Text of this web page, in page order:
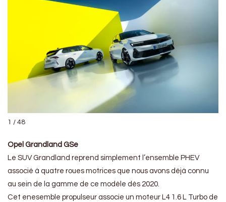
1 / 48
Opel Grandland GSe
Le SUV Grandland reprend simplement l’ensemble PHEV
associé à quatre roues motrices que nous avons déjà connu
au sein de la gamme de ce modèle dès 2020.
Cet enesemble propulseur associe un moteur L4 1.6 L Turbo de